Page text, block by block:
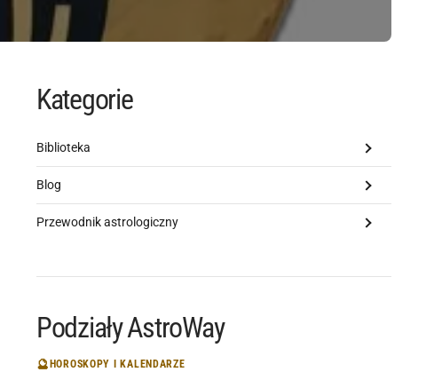
Kategorie
Biblioteka
Blog
Przewodnik astrologiczny
Podziały AstroWay
🔮HOROSKOPY I KALENDARZE